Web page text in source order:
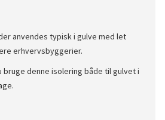
anvendes typisk i gulve med let
erhvervsbyggerier.
bruge denne isolering både til gulvet i